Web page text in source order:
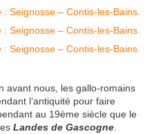
avant nous, les gallo-romains
l’antiquité pour faire
au 19ème siècle que le
Landes de Gascogne